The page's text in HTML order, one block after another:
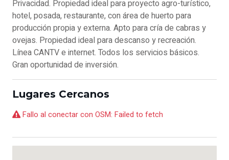
Privacidad. Propiedad ideal para proyecto agro-turístico,
hotel, posada, restaurante, con área de huerto para
producción propia y externa. Apto para cría de cabras y
ovejas. Propiedad ideal para descanso y recreación.
Línea CANTV e internet. Todos los servicios básicos.
Gran oportunidad de inversión.
Lugares Cercanos
Fallo al conectar con OSM: Failed to fetch